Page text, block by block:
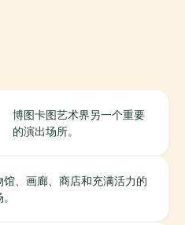
博图卡图艺术界另一个重要
的演出场所。
馆、画廊、商店和充满活力的